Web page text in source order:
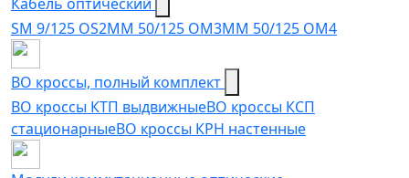
SM 9/125 OS2MM 50/125 OM3MM 50/125 OM4
ВО кроссы, полный комплект
ВО кроссы КТП выдвижныеВО кроссы КСП
стационарныеВО кроссы КРН настенные